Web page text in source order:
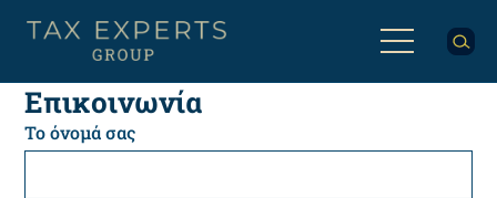
προς
κυρίως
περιεχόμενο
BackΕπικοινωνία
Το όνομά σας